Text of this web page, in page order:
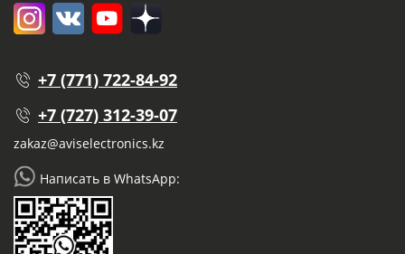
+7 (771) 722-84-92
+7 (727) 312-39-07
zakaz@aviselectronics.kz
Написать в WhatsApp: